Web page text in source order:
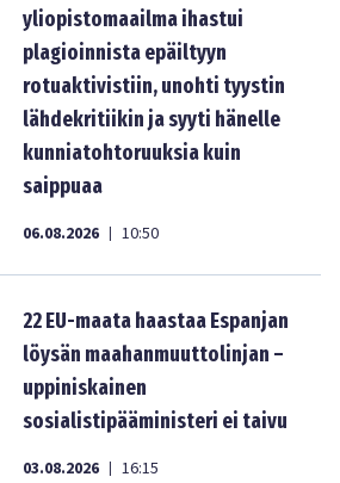
yliopistomaailma ihastui
plagioinnista epäiltyyn
rotuaktivistiin, unohti tyystin
lähdekritiikin ja syyti hänelle
kunniatohtoruuksia kuin
saippuaa
06.08.2026 | 10:50
22 EU-maata haastaa Espanjan
löysän maahanmuuttolinjan –
uppiniskainen
sosialistipääministeri ei taivu
03.08.2026 | 16:15